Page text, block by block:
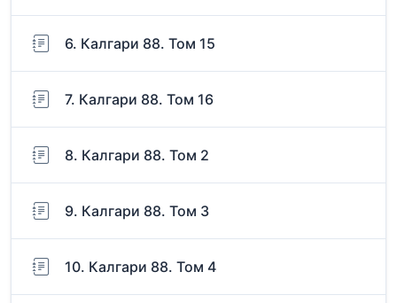
6. Калгари 88. Том 15
7. Калгари 88. Том 16
8. Калгари 88. Том 2
9. Калгари 88. Том 3
10. Калгари 88. Том 4